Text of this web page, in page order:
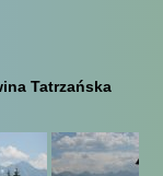
Tatrzańska